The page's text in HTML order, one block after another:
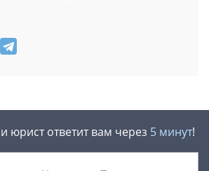
юрист ответит вам через 5 минут!